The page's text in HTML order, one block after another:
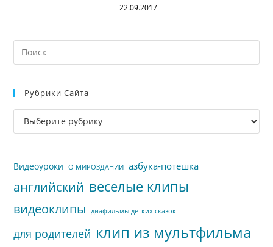
22.09.2017
Рубрики Сайта
Рубрики
сайта
Видеоуроки О МИРОЗДАНИИ азбука-потешка
английский веселые клипы
видеоклипы диафильмы детких сказок
для родителей клип из мультфильма